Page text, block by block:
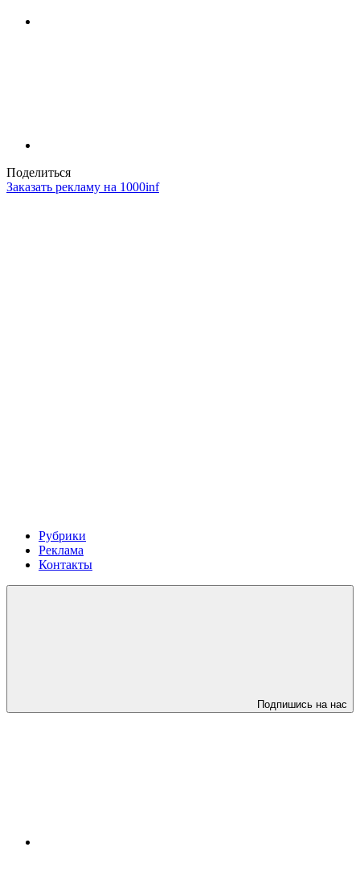
Поделиться
Заказать рекламу на 1000inf
Рубрики
Реклама
Контакты
Подпишись на нас